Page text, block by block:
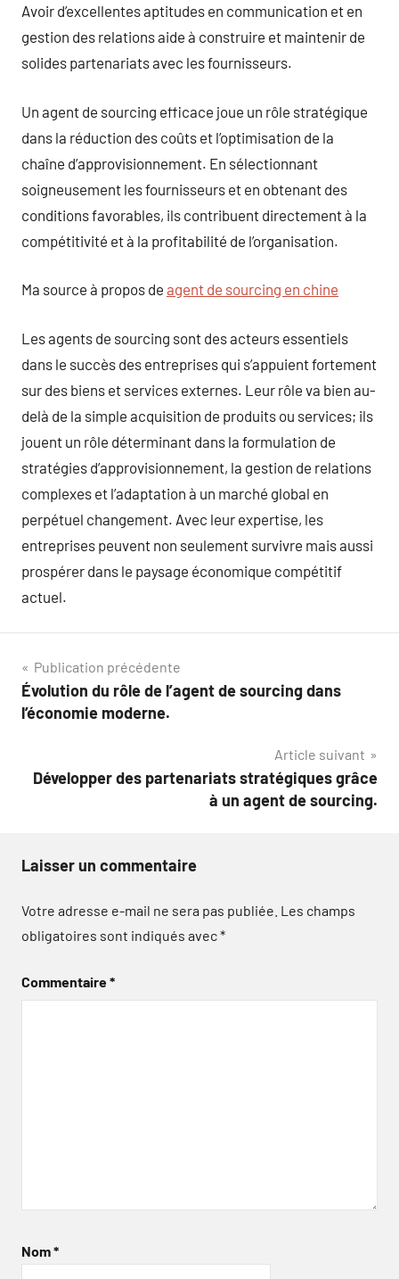
Avoir d’excellentes aptitudes en communication et en
gestion des relations aide à construire et maintenir de
solides partenariats avec les fournisseurs.
Un agent de sourcing efficace joue un rôle stratégique
dans la réduction des coûts et l’optimisation de la
chaîne d’approvisionnement. En sélectionnant
soigneusement les fournisseurs et en obtenant des
conditions favorables, ils contribuent directement à la
compétitivité et à la profitabilité de l’organisation.
Ma source à propos de agent de sourcing en chine
Les agents de sourcing sont des acteurs essentiels
dans le succès des entreprises qui s’appuient fortement
sur des biens et services externes. Leur rôle va bien au-
delà de la simple acquisition de produits ou services; ils
jouent un rôle déterminant dans la formulation de
stratégies d’approvisionnement, la gestion de relations
complexes et l’adaptation à un marché global en
perpétuel changement. Avec leur expertise, les
entreprises peuvent non seulement survivre mais aussi
prospérer dans le paysage économique compétitif
actuel.
Navigation
de
Publication précédente
Évolution du rôle de l’agent de sourcing dans
l’économie moderne.
Article suivant
Développer des partenariats stratégiques grâce
à un agent de sourcing.
Laisser un commentaire
Votre adresse e-mail ne sera pas publiée. Les champs
obligatoires sont indiqués avec*
Commentaire*
Nom*